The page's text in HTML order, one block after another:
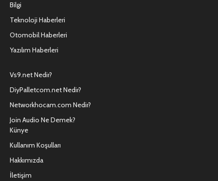
Bilgi
Teknoloji Haberleri
Otomobil Haberleri
Yazılım Haberleri
Vs9.net Nedir?
DiyPalletcom.net Nedir?
Networkhocam.com Nedir?
Join Audio Ne Demek?
Künye
Kullanım Koşulları
Hakkımızda
İletişim